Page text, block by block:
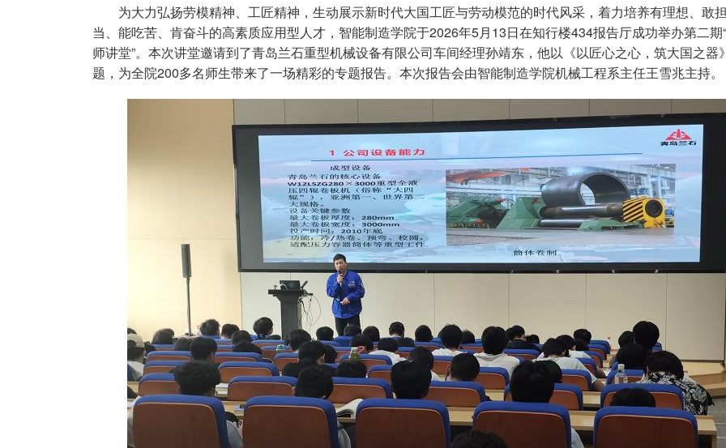
为大力弘扬劳模精神、工匠精神，生动展示新时代大国工匠与劳动模范的时代风采，着力培养有理想、敢担
当、能吃苦、肯奋斗的高素质应用型人才，智能制造学院于2026年5月13日在知行楼434报告厅成功举办第二期
师讲堂”。本次讲堂邀请到了青岛兰石重型机械设备有限公司车间经理孙靖东，他以《以匠心之心，筑大国之器
题，为全院200多名师生带来了一场精彩的专题报告。本次报告会由智能制造学院机械工程系主任王雪兆主持。
八一建军节||黄海学院慰问进军
营，共叙鱼水情
全程在线！青岛国际啤酒节里
的“黄海力量”
青岛黄海学院举行2026
入职培训开班仪式